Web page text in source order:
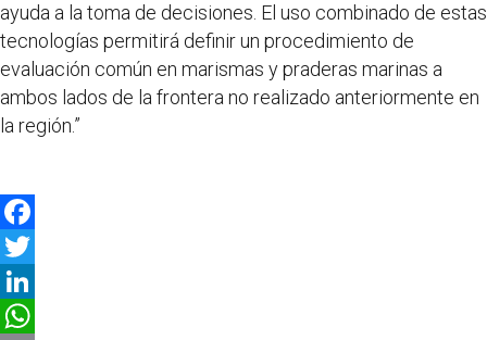
ayuda a la toma de decisiones. El uso combinado de estas
tecnologías permitirá definir un procedimiento de
evaluación común en marismas y praderas marinas a
ambos lados de la frontera no realizado anteriormente en
la región.”
F
a
c
T
w
L